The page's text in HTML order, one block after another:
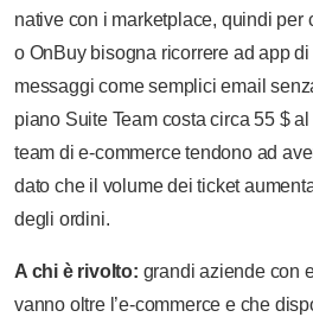
native con i marketplace, quindi per
o OnBuy bisogna ricorrere ad app
messaggi come semplici email
piano Suite Team costa circa 55 $
team di e-commerce tendono ad
dato che il volume dei ticket
degli ordini.
A chi è rivolto: grandi aziende con
vanno oltre l’e-commerce e che